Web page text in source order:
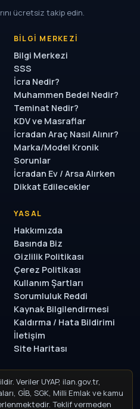
ücretsiz takip edin.
BILGI MERKEZI
Bilgi Merkezi
SSS
İcra Nedir?
Muhammen Bedel Nedir?
Teminat Nedir?
KDV ve Masraflar
İcradan Araç Nasıl Alınır?
Marka/Model Kronik
Sorunlar
İcradan Ev / Arsa Alırken
Dikkat Edilecekler
YASAL
Hakkımızda
Basında Biz
Gizlilik Politikası
Çerez Politikası
Kullanım Şartları
Sorumluluk Reddi
Kaynak Bilgilendirmesi
Kaldırma / Hata Bildirimi
İletişim
Site Haritası
Veriler UYAP, ilan.gov.tr,
GİB, SGK, Milli Emlak ve kamu
Teklif vermeden